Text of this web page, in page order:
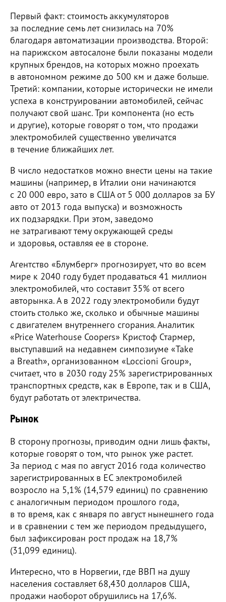
Первый факт: стоимость аккумуляторов
за последние семь лет снизилась на 70%
благодаря автоматизации производства. Второй:
на парижском автосалоне были показаны модели
крупных брендов, на которых можно проехать
в автономном режиме до 500 км и даже больше.
Третий: компании, которые исторически не имели
успеха в конструировании автомобилей, сейчас
получают свой шанс. Три компонента (но есть
и другие), которые говорят о том, что продажи
электромобилей существенно увеличатся
в течение ближайших лет.
В число недостатков можно внести цены на такие
машины (например, в Италии они начинаются
с 20 000 евро, зато в США от 5 000 долларов за БУ
авто от 2013 года выпуска) и возможность
их подзарядки. При этом, заведомо
не затрагивают тему окружающей среды
и здоровья, оставляя ее в стороне.
Агентство «Блумберг» прогнозирует, что во всем
мире к 2040 году будет продаваться 41 миллион
электромобилей, что составит 35% от всего
авторынка. А в 2022 году электромобили будут
стоить столько же, сколько и обычные машины
с двигателем внутреннего сгорания. Аналитик
«Price Waterhouse Coopers» Кристоф Стармер,
выступавший на недавнем симпозиуме «Take
a Breath», организованном «Loccioni Group»,
считает, что в 2030 году 25% зарегистрированных
транспортных средств, как в Европе, так и в США,
будут работать от электричества.
Рынок
В сторону прогнозы, приводим одни лишь факты,
которые говорят о том, что рынок уже растет.
За период с мая по август 2016 года количество
зарегистрированных в ЕС электромобилей
возросло на 5,1% (14,579 единиц) по сравнению
с аналогичным периодом прошлого года,
в то время, как с января по август нынешнего года
и в сравнении с тем же периодом предыдущего,
был зафиксирован рост продаж на 18,7%
(31,099 единиц).
Интересно, что в Норвегии, где ВВП на душу
населения составляет 68,430 долларов США,
продажи наоборот обрушились на 17,6%.